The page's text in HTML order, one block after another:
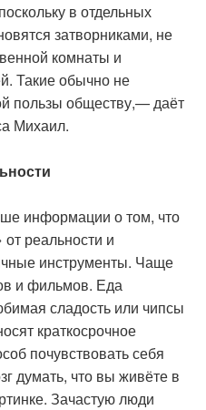
в отдельных
затворниками, не
комнаты и
Такие обычно не
пользы обществу,— даёт
Михаил.
информации о том, что
реальности и
инструменты. Чаще
и фильмов. Еда
сладость или чипсы
краткосрочное
почувствовать себя
думать, что вы живёте в
Зачастую люди